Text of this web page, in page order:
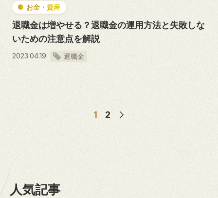
お金・資産
退職金は増やせる？退職金の運用方法と失敗しな
いための注意点を解説
2023.04.19 退職金
1 2
人気記事